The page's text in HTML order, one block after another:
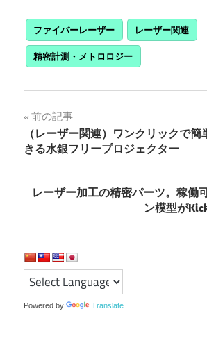
ファイバーレーザー
レーザー関連
精密計測・メトロロジー
投
稿
ビ
ー
シ
ョ
前の記事
（レーザー関連）ワンクリックで
きる水銀フリープロジェクター
レーザー加工の精密パーツ。稼働
ン模型が
Powered by Translate